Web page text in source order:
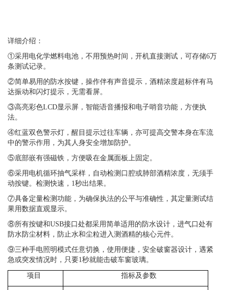
详细介绍：
①采用电化学燃料电池，不用预热时间，开机直接测试，可存储6万
条测试记录。
②简单易用的防水按键，操作伴有声音提示，酒精浓度超标伴有马
达振动和闪灯提示，无需看屏。
③高亮彩色LCD显示屏，智能语音播报和电子哨音功能，方便执
法。
④红蓝双色警示灯，醒目提示过往车辆，亦可提高交警本身在车流
中的警示作用，为其人身安全增加防护。
⑤底部嵌有强磁铁，方便吸在金属面板上固定。
⑥采用电机循环抽气采样，自动检测口腔或肺部酒精浓度，无须手
动按键。检测快速，1秒出结果。
⑦具备定量检测功能，为确保执法的公平与准确性，其定量测试结
果用数据直观显示。
⑧所有按键和USB接口处都采用简单适用的防水设计，进气口处有
防水防尘材料，防止水和尘粒进入测酒精的核心元件。
⑨三种手电照明模式任意切换，使用便捷，安全破窗器设计，遇紧
急或突发情况时，只要1秒就能击破车窗玻璃。
项目 指标及参数